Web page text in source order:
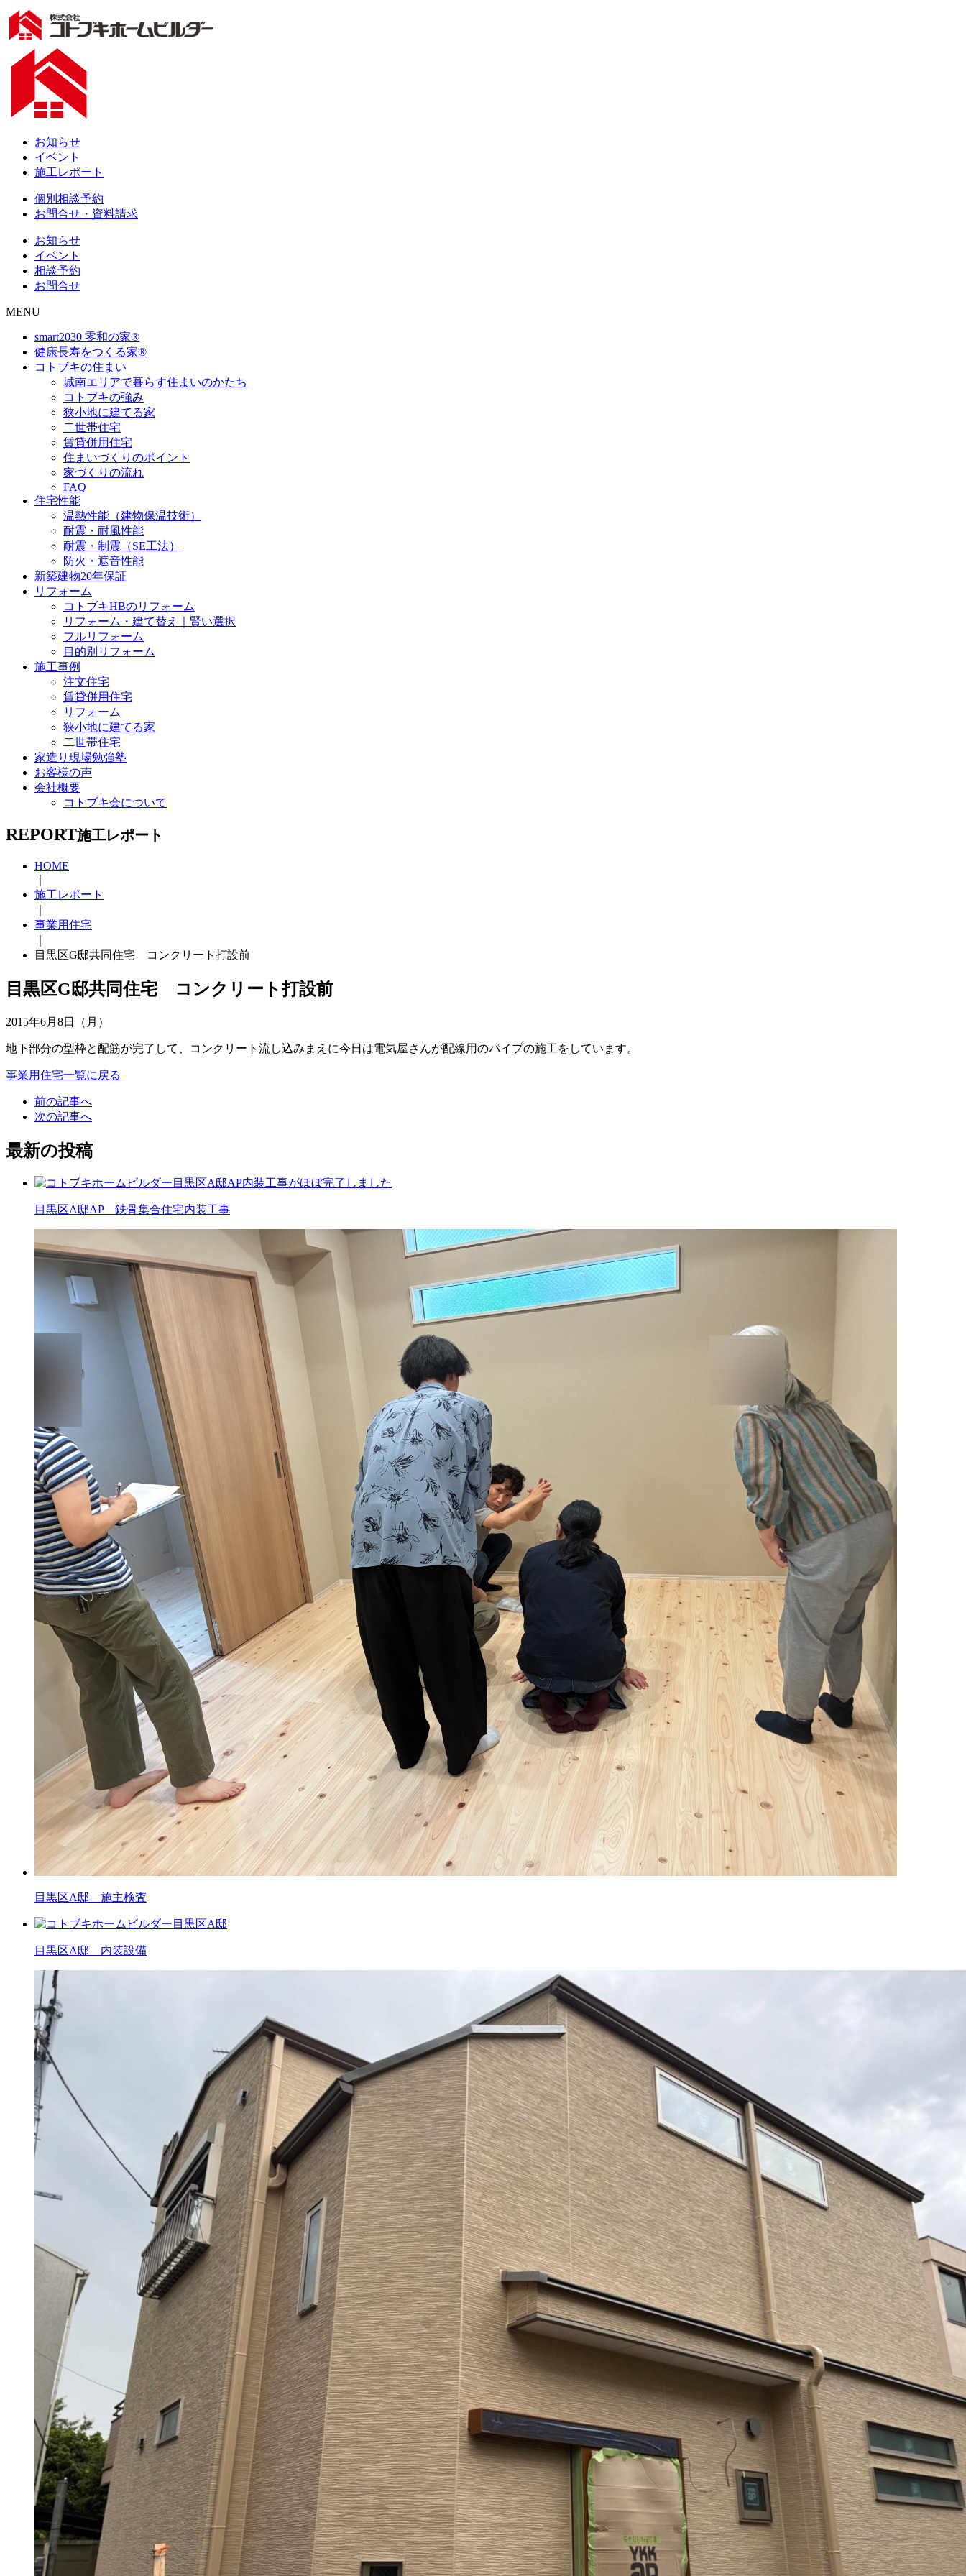
お知らせ
イベント
施工レポート
個別相談予約
お問合せ・資料請求
お知らせ
イベント
相談予約
お問合せ
MENU
smart2030 零和の家®
健康長寿をつくる家®
コトブキの住まい
城南エリアで暮らす住まいのかたち
コトブキの強み
狭小地に建てる家
二世帯住宅
賃貸併用住宅
住まいづくりのポイント
家づくりの流れ
FAQ
住宅性能
温熱性能（建物保温技術）
耐震・耐風性能
耐震・制震（SE工法）
防火・遮音性能
新築建物20年保証
リフォーム
コトブキHBのリフォーム
リフォーム・建て替え｜賢い選択
フルリフォーム
目的別リフォーム
施工事例
注文住宅
賃貸併用住宅
リフォーム
狭小地に建てる家
二世帯住宅
家造り現場勉強塾
お客様の声
会社概要
コトブキ会について
REPORT施工レポート
HOME
施工レポート
事業用住宅
目黒区G邸共同住宅 コンクリート打設前
目黒区G邸共同住宅 コンクリート打設前
2015年6月8日（月）
地下部分の型枠と配筋が完了して、コンクリート流し込みまえに今日は電気屋さんが配線用のパイプの施工をしています。
事業用住宅一覧に戻る
前の記事へ
次の記事へ
最新の投稿
目黒区A邸AP 鉄骨集合住宅内装工事
目黒区A邸 施主検査
目黒区A邸 内装設備